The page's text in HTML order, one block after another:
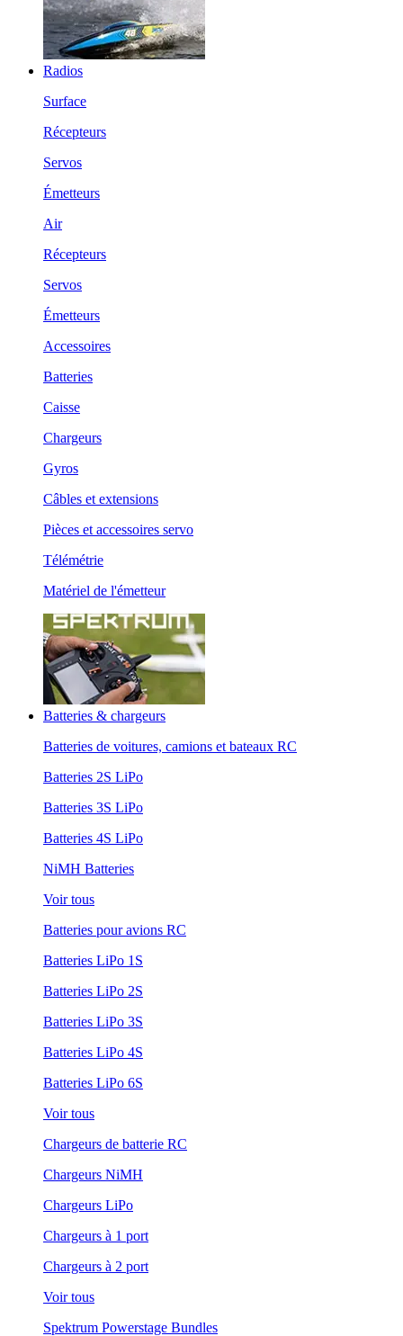
Radios
Surface
Récepteurs
Servos
Émetteurs
Air
Récepteurs
Servos
Émetteurs
Accessoires
Batteries
Caisse
Chargeurs
Gyros
Câbles et extensions
Pièces et accessoires servo
Télémétrie
Matériel de l'émetteur
Batteries & chargeurs
Batteries de voitures, camions et bateaux RC
Batteries 2S LiPo
Batteries 3S LiPo
Batteries 4S LiPo
NiMH Batteries
Voir tous
Batteries pour avions RC
Batteries LiPo 1S
Batteries LiPo 2S
Batteries LiPo 3S
Batteries LiPo 4S
Batteries LiPo 6S
Voir tous
Chargeurs de batterie RC
Chargeurs NiMH
Chargeurs LiPo
Chargeurs à 1 port
Chargeurs à 2 port
Voir tous
Spektrum Powerstage Bundles